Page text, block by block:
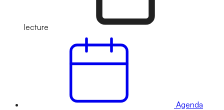
lecture
Agenda